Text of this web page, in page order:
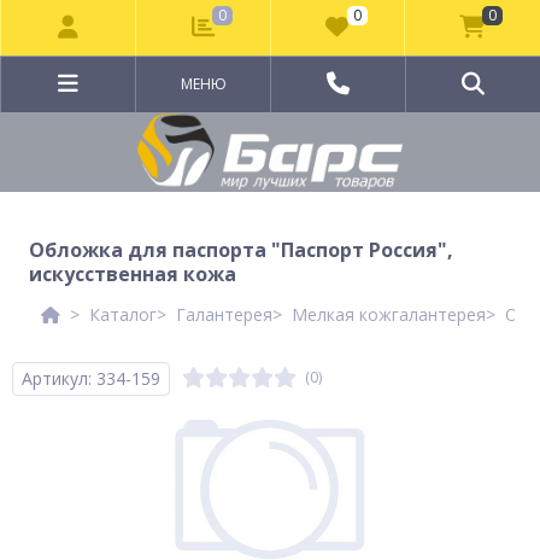
МЕНЮ
Обложка для паспорта "Паспорт Россия",
искусственная кожа
Каталог Галантерея Мелкая кожгалантерея
Артикул: 334-159 (0)
0 0 0